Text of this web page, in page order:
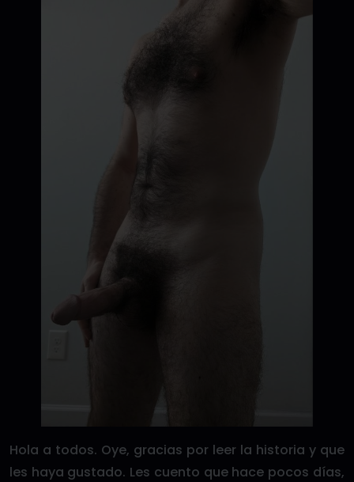
Hola a todos. Oye, gracias por leer la historia y que
les haya gustado. Les cuento que hace pocos días,